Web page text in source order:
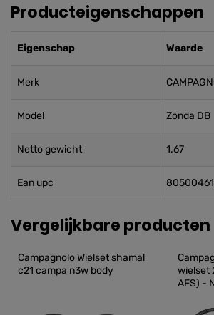
Producteigenschappen
Eigenschap Waarde
Merk
Model Zonda DB
Netto gewicht 1.67
Ean upc
Vergelijkbare producten
Campagnolo Wielset shamal
c21 campa n3w body
wielset
AFS) -